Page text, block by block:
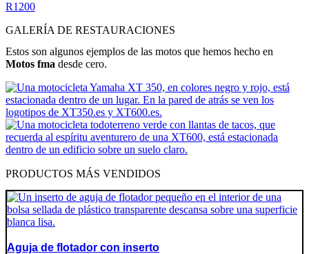
R1200
GALERÍA DE RESTAURACIONES
Estos son algunos ejemplos de las motos que hemos hecho en
Motos fma desde cero.
PRODUCTOS MÁS VENDIDOS
Aguja de flotador con inserto